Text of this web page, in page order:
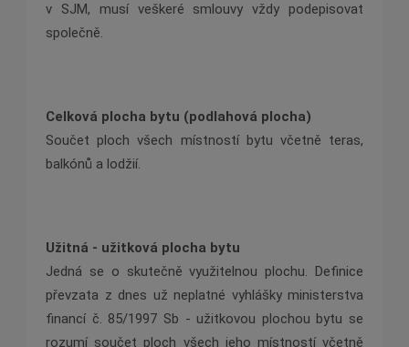
v SJM, musí veškeré smlouvy vždy podepisovat
společně.
Celková plocha bytu (podlahová plocha)
Součet ploch všech místností bytu včetně teras,
balkónů a lodžií.
Užitná - užitková plocha bytu
Jedná se o skutečně využitelnou plochu. Definice
převzata z dnes už neplatné vyhlášky ministerstva
financí č. 85/1997 Sb - užitkovou plochou bytu se
rozumí součet ploch všech jeho místností včetně